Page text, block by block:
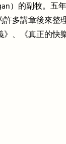
）的副牧。五
多講章後來整
、《真正的快